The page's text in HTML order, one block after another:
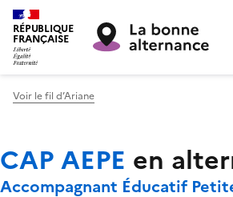
RÉPUBLIQUE
FRANÇAISE
Voir le fil d’Ariane
CAP AEPE en
Accompagnant Éducatif